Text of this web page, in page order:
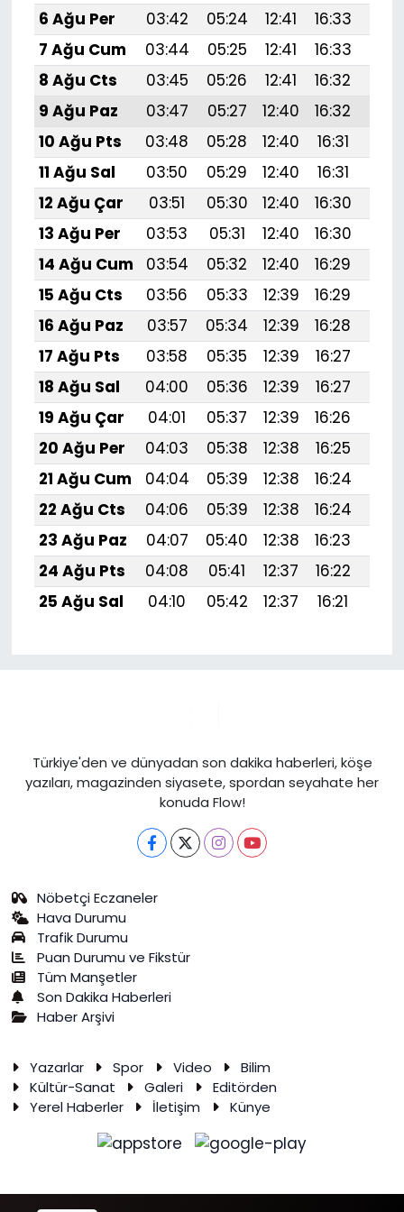
6 Ağu Per
03:42 05:24 12:41 16:33
7 Ağu Cum
03:44 05:25 12:41 16:33
8 Ağu Cts
03:45 05:26 12:41 16:32
9 Ağu Paz
03:47 05:27 12:40 16:32
10 Ağu Pts
03:48 05:28 12:40 16:31
11 Ağu Sal
03:50 05:29 12:40 16:31
12 Ağu Çar
03:51 05:30 12:40 16:30
13 Ağu Per
03:53 05:31 12:40 16:30
14 Ağu Cum
03:54 05:32 12:40 16:29
15 Ağu Cts
03:56 05:33 12:39 16:29
16 Ağu Paz
03:57 05:34 12:39 16:28
17 Ağu Pts
03:58 05:35 12:39 16:27
18 Ağu Sal
04:00 05:36 12:39 16:27
19 Ağu Çar
04:01 05:37 12:39 16:26
20 Ağu Per
04:03 05:38 12:38 16:25
21 Ağu Cum
04:04 05:39 12:38 16:24
22 Ağu Cts
04:06 05:39 12:38 16:24
23 Ağu Paz
04:07 05:40 12:38 16:23
24 Ağu Pts
04:08 05:41 12:37 16:22
25 Ağu Sal
04:10 05:42 12:37 16:21
Türkiye'den ve dünyadan son dakika haberleri, köşe
yazıları, magazinden siyasete, spordan seyahate her
konuda Flow!
Nöbetçi Eczaneler
Hava Durumu
Trafik Durumu
Puan Durumu ve Fikstür
Tüm Manşetler
Son Dakika Haberleri
Haber Arşivi
Yazarlar Spor Video
Bilim
Kültür-Sanat
Galeri
Editörden
Yerel Haberler
İletişim Künye